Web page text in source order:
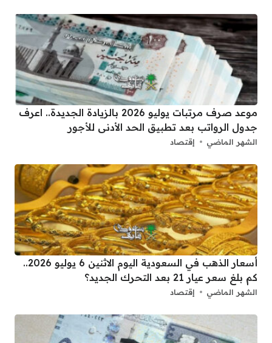
موعد صرف مرتبات يوليو 2026 بالزيادة الجديدة.. اعرف
جدول الرواتب بعد تطبيق الحد الأدنى للأجور
الشهر الماضي إقتصاد
أسعار الذهب في السعودية اليوم الاثنين 6 يوليو 2026..
كم بلغ سعر عيار 21 بعد التحرك الجديد؟
الشهر الماضي إقتصاد